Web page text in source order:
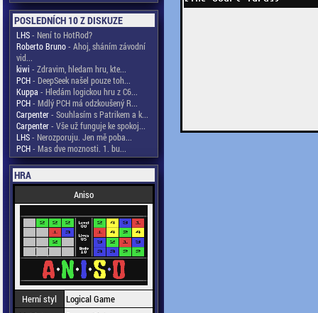
POSLEDNÍCH 10 Z DISKUZE
LHS- Není to HotRod?
Roberto Bruno- Ahoj, sháním závodní
vid...
kiwi - Zdravim, hledam hru, kte...
PCH- DeepSeek našel pouze toh...
Kuppa - Hledám logickou hru z C6...
PCH- Mdlý PCH má odzkoušený R...
Carpenter- Souhlasím s Patrikem a k...
Carpenter- Vše už funguje ke spokoj...
LHS- Nerozporuju. Jen mě poba...
PCH- Mas dve moznosti. 1. bu...
HRA
Aniso
Herní styl
Logical Game